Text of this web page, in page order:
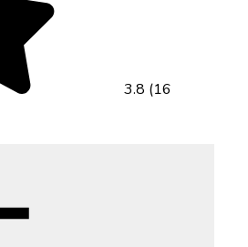
3.8 (16